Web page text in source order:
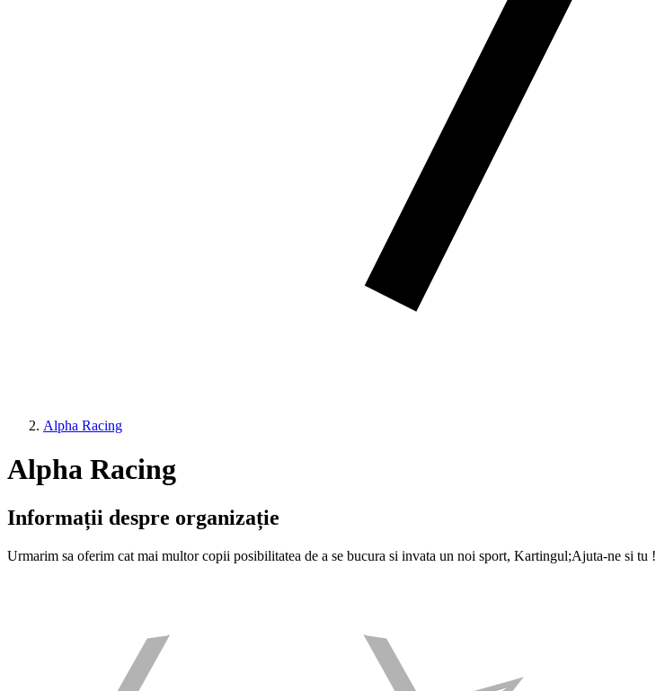
Alpha Racing
Alpha Racing
Informații despre organizație
Urmarim sa oferim cat mai multor copii posibilitatea de a se bucura si invata un noi sport, Kartingul;Ajuta-ne si tu !